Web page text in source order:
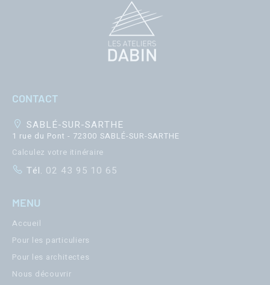
CONTACT
SABLÉ-SUR-SARTHE
1 rue du Pont - 72300 SABLÉ-SUR-SARTHE
Calculez votre itinéraire
Tél. 02 43 95 10 65
MENU
Accueil
Pour les particuliers
Pour les architectes
Nous découvrir